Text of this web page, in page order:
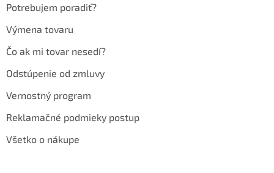
Potrebujem poradiť?
Výmena tovaru
Čo ak mi tovar nesedí?
Odstúpenie od zmluvy
Vernostný program
Reklamačné podmieky postup
Všetko o nákupe